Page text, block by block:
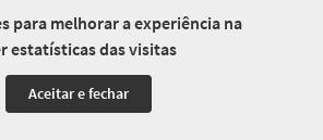
para melhorar a experiência na
estatísticas das visitas
Aceitar e fechar